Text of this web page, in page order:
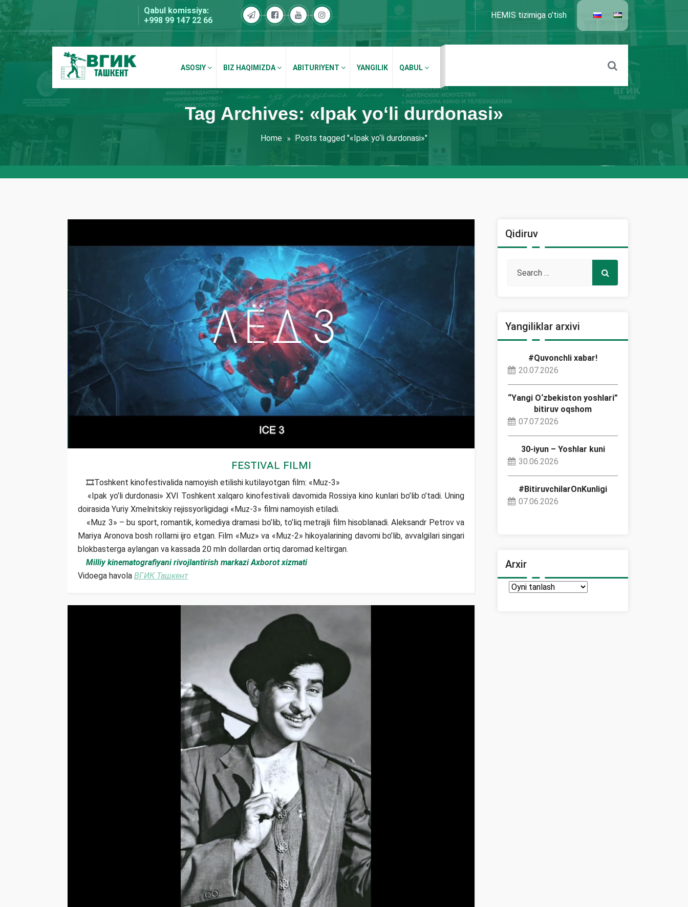
Skip
to
content
Qabul komissiya:
+998 99 147 22 66
HEMIS tizimiga o’tish
BDKU Toshkent
ASOSIY BIZ HAQIMIZDA ABITURIYENT YANGILIK QABUL
Tag Archives: «Ipak yo‘li durdonasi»
Home Posts tagged "«Ipak yo‘li durdonasi»"
Festival filmi
🎞Toshkent kinofestivalida namoyish etilishi kutilayotgan film: «Muz-3»
«Ipak yo’li durdonasi» XVI Toshkent xalqaro kinofestivali davomida Rossiya kino kunlari bo’lib o’tadi. Uning
doirasida Yuriy Xmelnitskiy rejissyorligidagi «Muz-3» filmi namoyish etiladi.
«Muz 3» – bu sport, romantik, komediya dramasi bo’lib, to’liq metrajli film hisoblanadi. Aleksandr Petrov va
Mariya Aronova bosh rollarni ijro etgan. Film «Muz» va «Muz-2» hikoyalarining davomi bo’lib, avvalgilari singari
blokbasterga aylangan va kassada 20 mln dollardan ortiq daromad keltirgan.
Milliy kinematografiyani rivojlantirish markazi Axborot xizmati
Vidoega havola ВГИК Ташкент
Qidiruv
Yangiliklar arxivi
#Quvonchli xabar!
20.07.2026
“Yangi O‘zbekiston yoshlari”
bitiruv oqshom
07.07.2026
30-iyun – Yoshlar kuni
30.06.2026
#BitiruvchilarOnKunligi
07.06.2026
Arxir
Arxir